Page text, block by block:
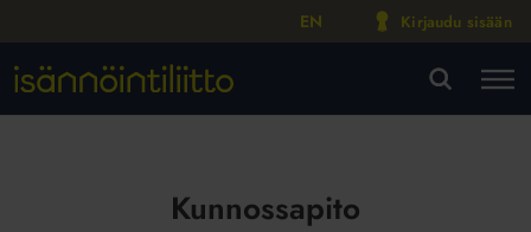
EN Kirjaudu sisään
Kunnossapito